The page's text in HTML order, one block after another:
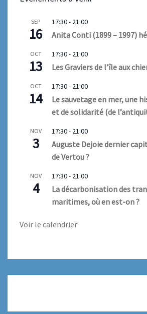
SEP
16
17:30- 21:00
Anita Conti (1899 – 1997)
OCT
13
17:30- 21:00
Les Graviers de l’île aux
OCT
14
17:30- 21:00
Le sauvetage en mer, une
et de solidarité (de
NOV
3
17:30- 21:00
Auguste Dejoie dernier
de Vertou ?
NOV
4
17:30- 21:00
La décarbonisation des
maritimes, où en est-on ?
Voir le calendrier